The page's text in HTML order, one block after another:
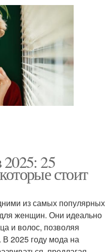
25
стоит
из самых популярных
женщин. Они идеально
и волос, позволяя
В 2025 году мода на